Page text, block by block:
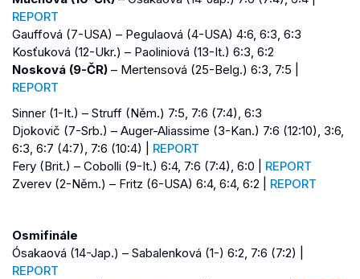
REPORT
Gauffová (7-USA) – Pegulaová (4-USA) 4:6, 6:3, 6:3
Kosťuková (12-Ukr.) – Paoliniová (13-It.) 6:3, 6:2
Nosková (9-ČR) – Mertensová (25-Belg.) 6:3, 7:5 |
REPORT
Sinner (1-It.) – Struff (Něm.) 7:5, 7:6 (7:4), 6:3
Djokovič (7-Srb.) – Auger-Aliassime (3-Kan.) 7:6 (12:10), 3:6,
6:3, 6:7 (4:7), 7:6 (10:4) | REPORT
Fery (Brit.) – Cobolli (9-It.) 6:4, 7:6 (7:4), 6:0 | REPORT
Zverev (2-Něm.) – Fritz (6-USA) 6:4, 6:4, 6:2 | REPORT
Osmifinále
Ósakaová (14-Jap.) – Sabalenková (1-) 6:2, 7:6 (7:2) |
REPORT